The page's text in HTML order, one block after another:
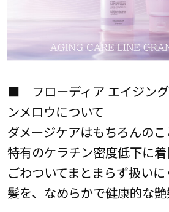
■ フローディア エイジング
ンメロウについて
ダメージケアはもちろんの
特有のケラチン密度低下に着
ごわついてまとまらず扱い
髪を、なめらかで健康的な艶